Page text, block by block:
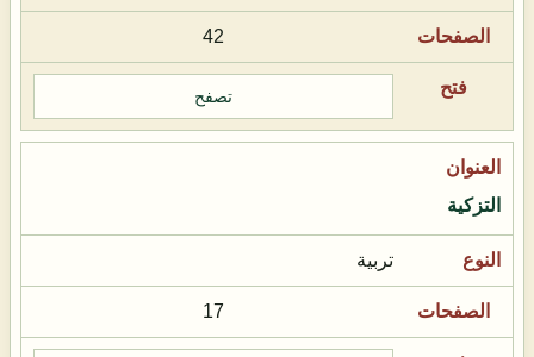
42
تصفح
التزكية
تربية
17